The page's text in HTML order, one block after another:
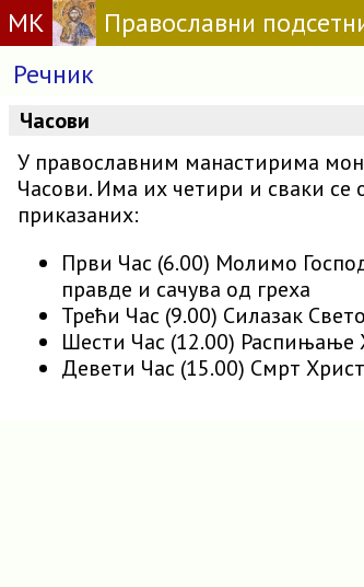
МК
Православни
Речник
Часови
У православним манастирима
Часови. Има их четири и сваки се
приказаних:
Први Час (6.00) Молимо
правде и сачува од греха
Трећи Час (9.00) Силазак
Шести Час (12.00) Распињање
Девети Час (15.00) Смрт